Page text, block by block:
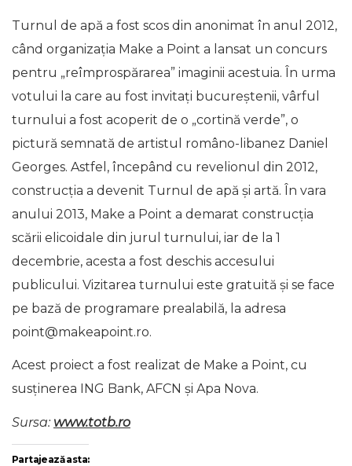
Turnul de apă a fost scos din anonimat în anul 2012,
când organizația Make a Point a lansat un concurs
pentru „reîmprospărarea” imaginii acestuia. În urma
votului la care au fost invitați bucureștenii, vârful
turnului a fost acoperit de o „cortină verde”, o
pictură semnată de artistul româno-libanez Daniel
Georges. Astfel, începând cu revelionul din 2012,
construcția a devenit Turnul de apă și artă. În vara
anului 2013, Make a Point a demarat construcția
scării elicoidale din jurul turnului, iar de la 1
decembrie, acesta a fost deschis accesului
publicului. Vizitarea turnului este gratuită și se face
pe bază de programare prealabilă, la adresa
point@makeapoint.ro.
Acest proiect a fost realizat de Make a Point, cu
susținerea ING Bank, AFCN și Apa Nova.
Sursa: www.totb.ro
Partajează asta: